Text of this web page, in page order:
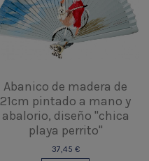
Abanico de madera de
21cm pintado a mano y
abalorio, diseño "chica
playa perrito"
37,45 €